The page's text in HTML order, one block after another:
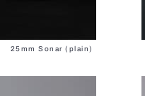
25mm Sonar (plain)